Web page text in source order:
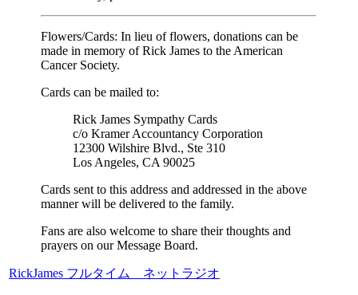
Flowers/Cards: In lieu of flowers, donations can be
made in memory of Rick James to the American
Cancer Society.
Cards can be mailed to:
Rick James Sympathy Cards
c/o Kramer Accountancy Corporation
12300 Wilshire Blvd., Ste 310
Los Angeles, CA 90025
Cards sent to this address and addressed in the above
manner will be delivered to the family.
Fans are also welcome to share their thoughts and
prayers on our Message Board.
RickJames フルタイム ネットラジオ